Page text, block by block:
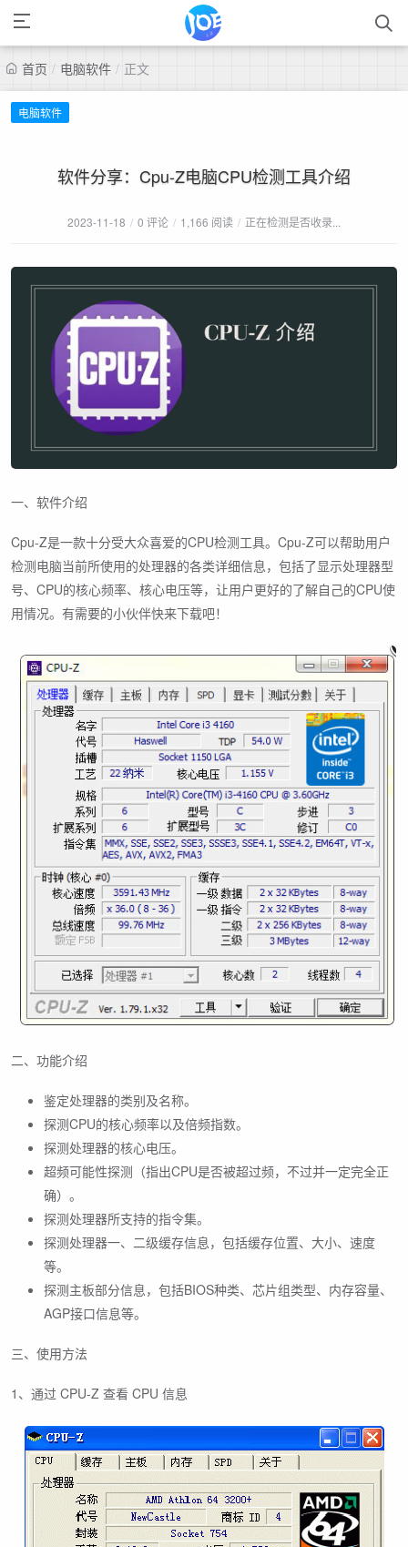
首页 / 电脑软件 / 正文
电脑软件
软件分享：Cpu-Z电脑CPU检测工具介绍
2023-11-18 / 0 评论 / 1,166 阅读 / 正在检测是否收录...
一、软件介绍
Cpu-Z是一款十分受大众喜爱的CPU检测工具。Cpu-Z可以帮助用户
检测电脑当前所使用的处理器的各类详细信息，包括了显示处理器型
号、CPU的核心频率、核心电压等，让用户更好的了解自己的CPU使
用情况。有需要的小伙伴快来下载吧！
二、功能介绍
鉴定处理器的类别及名称。
探测CPU的核心频率以及倍频指数。
探测处理器的核心电压。
超频可能性探测（指出CPU是否被超过频，不过并一定完全正
确）。
探测处理器所支持的指令集。
探测处理器一、二级缓存信息，包括缓存位置、大小、速度
等。
探测主板部分信息，包括BIOS种类、芯片组类型、内存容量、
AGP接口信息等。
三、使用方法
1、通过 CPU-Z 查看 CPU 信息